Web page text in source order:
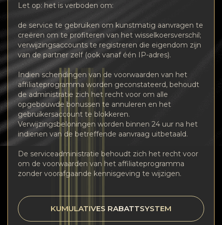
KUMULATIVES RABATTSYSTEM
Let op: het is verboden om:
de service te gebruiken om kunstmatig aanvragen te
creëren om te profiteren van het wisselkoersverschil;
verwijzingsaccounts te registreren die eigendom zijn
van de partner zelf (ook vanaf één IP-adres).
Indien schendingen van de voorwaarden van het
affiliateprogramma worden geconstateerd, behoudt
de administratie zich het recht voor om alle
opgebouwde bonussen te annuleren en het
gebruikersaccount te blokkeren.
Verwijzingsbeloningen worden binnen 24 uur na het
indienen van de betreffende aanvraag uitbetaald.
De serviceadministratie behoudt zich het recht voor
om de voorwaarden van het affiliateprogramma
zonder voorafgaande kennisgeving te wijzigen.